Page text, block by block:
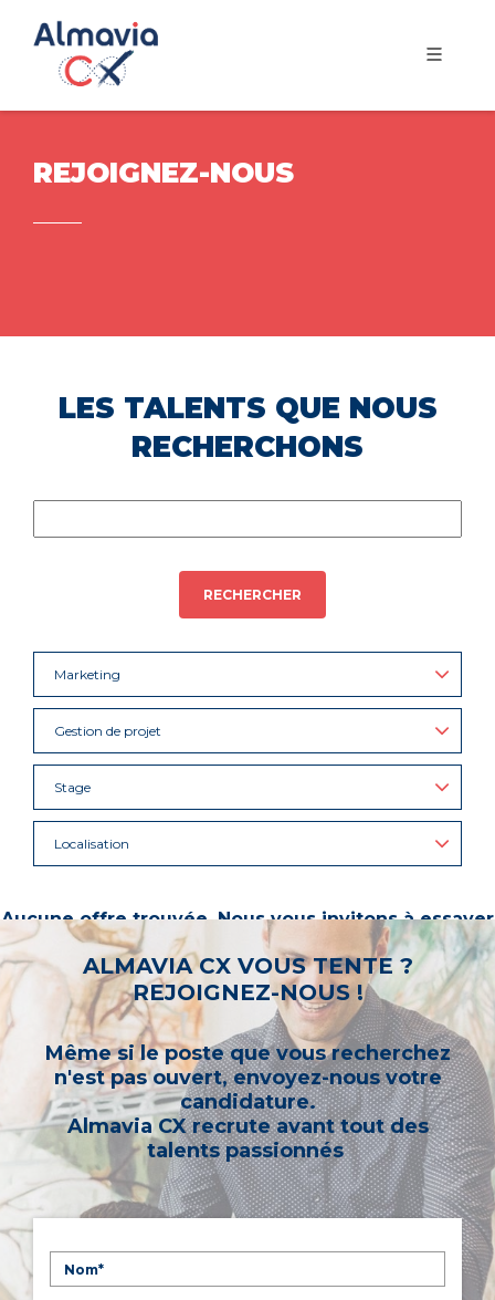
REJOIGNEZ-NOUS
LES TALENTS QUE NOUS
RECHERCHONS
RECHERCHER
Marketing
Gestion de projet
Stage
Localisation
Aucune offre trouvée. Nous vous invitons à essayer
d’autres mots-clés ou à sélectionner un « métier ».
ALMAVIA CX VOUS TENTE ?
REJOIGNEZ-NOUS !
Même si le poste que vous recherchez
n'est pas ouvert, envoyez-nous votre
candidature.
Almavia CX recrute avant tout des
talents passionnés